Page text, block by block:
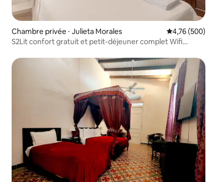
Chambre privée ⋅ Julieta Morales Évaluation
4,76 (500)
S2Lit confort gratuit et petit-déjeuner complet Wifi